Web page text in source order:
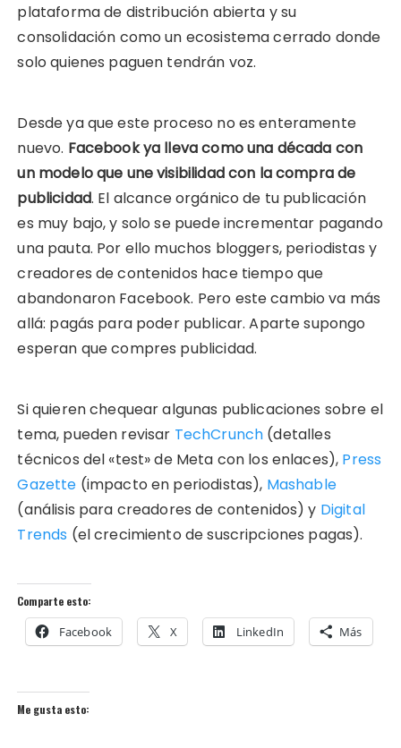
plataforma de distribución abierta y su
consolidación como un ecosistema cerrado donde
solo quienes paguen tendrán voz.
Desde ya que este proceso no es enteramente
nuevo. Facebook ya lleva como una década con
un modelo que une visibilidad con la compra de
publicidad. El alcance orgánico de tu publicación
es muy bajo, y solo se puede incrementar pagando
una pauta. Por ello muchos bloggers, periodistas y
creadores de contenidos hace tiempo que
abandonaron Facebook. Pero este cambio va más
allá: pagás para poder publicar. Aparte supongo
esperan que compres publicidad.
Si quieren chequear algunas publicaciones sobre el
tema, pueden revisar TechCrunch (detalles
técnicos del «test» de Meta con los enlaces), Press
Gazette (impacto en periodistas), Mashable
(análisis para creadores de contenidos) y Digital
Trends (el crecimiento de suscripciones pagas).
Comparte esto:
Facebook X LinkedIn Más
Me gusta esto: